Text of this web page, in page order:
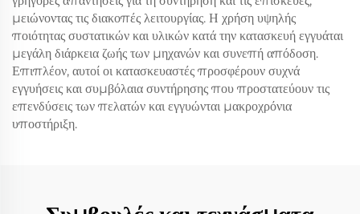
μειώνοντας τις διακοπές λειτουργίας. Η χρήση υψηλής
ποιότητας συστατικών και υλικών κατά την κατασκευή εγγυάται
μεγάλη διάρκεια ζωής των μηχανών και συνεπή απόδοση.
Επιπλέον, αυτοί οι κατασκευαστές προσφέρουν συχνά
εγγυήσεις και συμβόλαια συντήρησης που προστατεύουν τις
επενδύσεις των πελατών και εγγυώνται μακροχρόνια
υποστήριξη.